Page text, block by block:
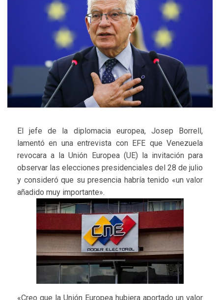
El jefe de la diplomacia europea, Josep Borrell,
lamentó en una entrevista con EFE que Venezuela
revocara a la Unión Europea (UE) la invitación para
observar las elecciones presidenciales del 28 de julio
y consideró que su presencia habría tenido «un valor
añadido muy importante».
«Creo que la Unión Europea hubiera aportado un valor